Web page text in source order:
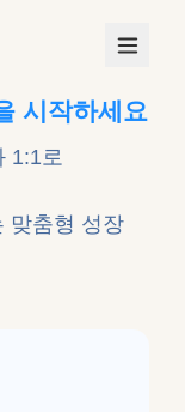
시작하세요
1:1로
맞춤형 성장